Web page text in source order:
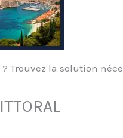
Trouvez la solution